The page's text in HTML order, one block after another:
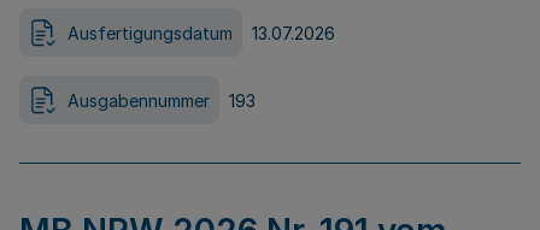
Ausfertigungsdatum 13.07.2026
Ausgabennummer 193